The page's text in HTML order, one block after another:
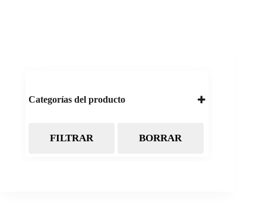
Categorías del producto
Almacenamiento
FILTRAR BORRAR